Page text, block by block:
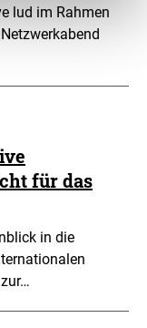
lud im Rahmen
für das
in die